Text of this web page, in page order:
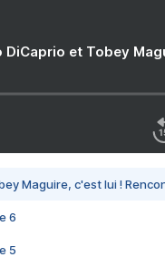
DiCaprio et Tobey
Maguire, c'est lui !
6
5